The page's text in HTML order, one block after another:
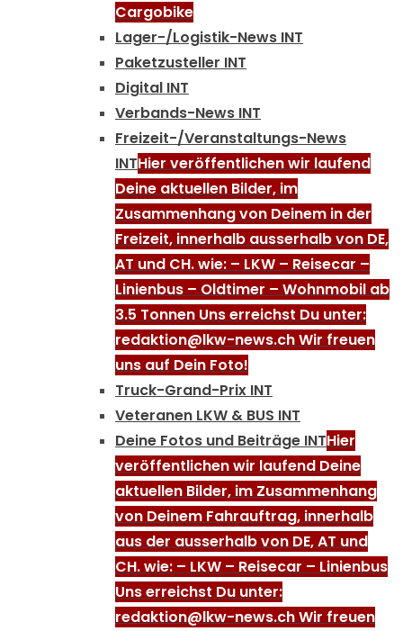
Cargobike
Lager-/Logistik-News INT
Paketzusteller INT
Digital INT
Verbands-News INT
Freizeit-/Veranstaltungs-News
INTHier veröffentlichen wir laufend
Deine aktuellen Bilder, im
Zusammenhang von Deinem in der
Freizeit, innerhalb ausserhalb von DE,
AT und CH. wie: – LKW – Reisecar –
Linienbus – Oldtimer – Wohnmobil ab
3.5 Tonnen Uns erreichst Du unter:
redaktion@lkw-news.ch Wir freuen
uns auf Dein Foto!
Truck-Grand-Prix INT
Veteranen LKW & BUS INT
Deine Fotos und Beiträge INTHier
veröffentlichen wir laufend Deine
aktuellen Bilder, im Zusammenhang
von Deinem Fahrauftrag, innerhalb
aus der ausserhalb von DE, AT und
CH. wie: – LKW – Reisecar – Linienbus
Uns erreichst Du unter:
redaktion@lkw-news.ch Wir freuen